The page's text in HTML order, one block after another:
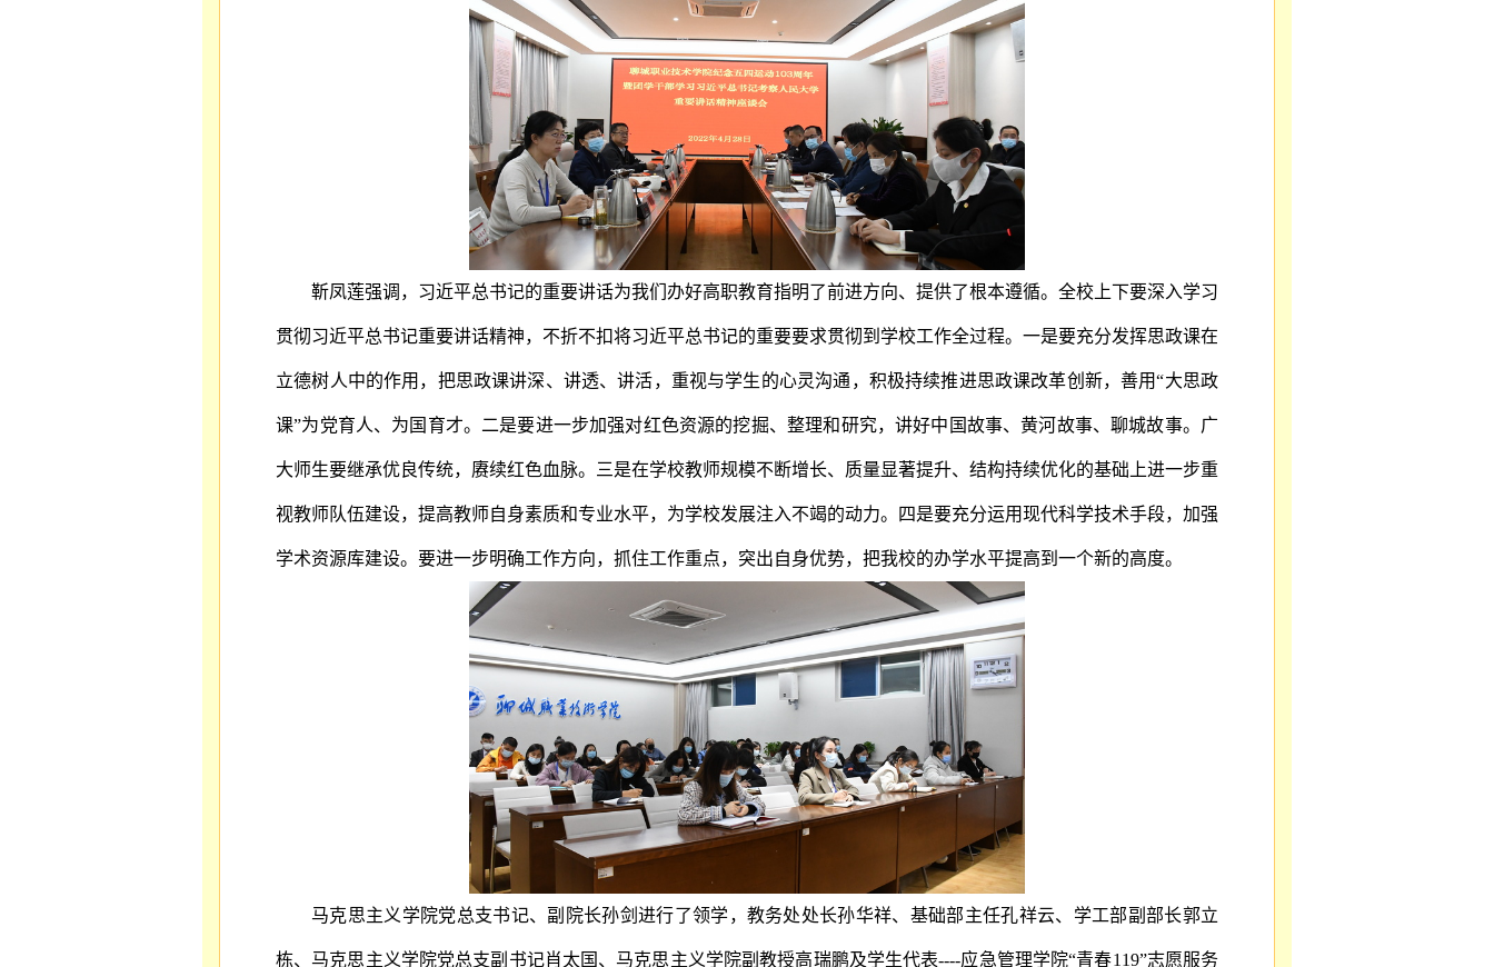
靳凤莲强调，习近平总书记的重要讲话为我们办好高职教育指明了前进方向、提供了根本遵循。全校上下要深入学习
贯彻习近平总书记重要讲话精神，不折不扣将习近平总书记的重要要求贯彻到学校工作全过程。一是要充分发挥思政课在
立德树人中的作用，把思政课讲深、讲透、讲活，重视与学生的心灵沟通，积极持续推进思政课改革创新，善用“大思政
课”为党育人、为国育才。二是要进一步加强对红色资源的挖掘、整理和研究，讲好中国故事、黄河故事、聊城故事。广
大师生要继承优良传统，赓续红色血脉。三是在学校教师规模不断增长、质量显著提升、结构持续优化的基础上进一步重
视教师队伍建设，提高教师自身素质和专业水平，为学校发展注入不竭的动力。四是要充分运用现代科学技术手段，加强
学术资源库建设。要进一步明确工作方向，抓住工作重点，突出自身优势，把我校的办学水平提高到一个新的高度。
马克思主义学院党总支书记、副院长孙剑进行了领学，教务处处长孙华祥、基础部主任孔祥云、学工部副部长郭立
栋、马克思主义学院党总支副书记肖太国、马克思主义学院副教授高瑞鹏及学生代表----应急管理学院“青春119”志愿服务